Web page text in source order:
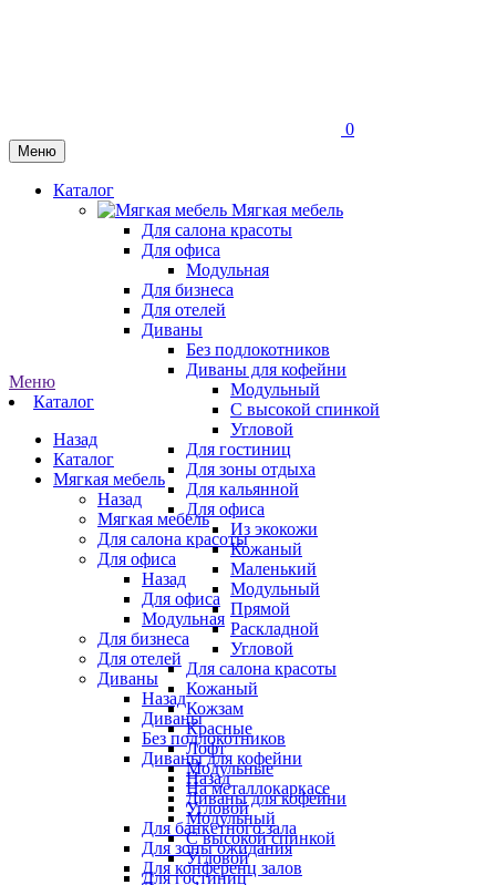
0
Меню
Каталог
Мягкая мебель
Для салона красоты
Для офиса
Модульная
Для бизнеса
Для отелей
Диваны
Без подлокотников
Диваны для кофейни
Модульный
С высокой спинкой
Угловой
Для гостиниц
Для зоны отдыха
Для кальянной
Для офиса
Из экокожи
Кожаный
Маленький
Модульный
Прямой
Раскладной
Угловой
Для салона красоты
Кожаный
Кожзам
Красные
Лофт
Модульные
На металлокаркасе
Угловой
Для банкетного зала
Для зоны ожидания
Для конференц залов
Меню
Каталог
Назад
Каталог
Мягкая мебель
Назад
Мягкая мебель
Для салона красоты
Для офиса
Назад
Для офиса
Модульная
Для бизнеса
Для отелей
Диваны
Назад
Диваны
Без подлокотников
Диваны для кофейни
Назад
Диваны для кофейни
Модульный
С высокой спинкой
Угловой
Для гостиниц